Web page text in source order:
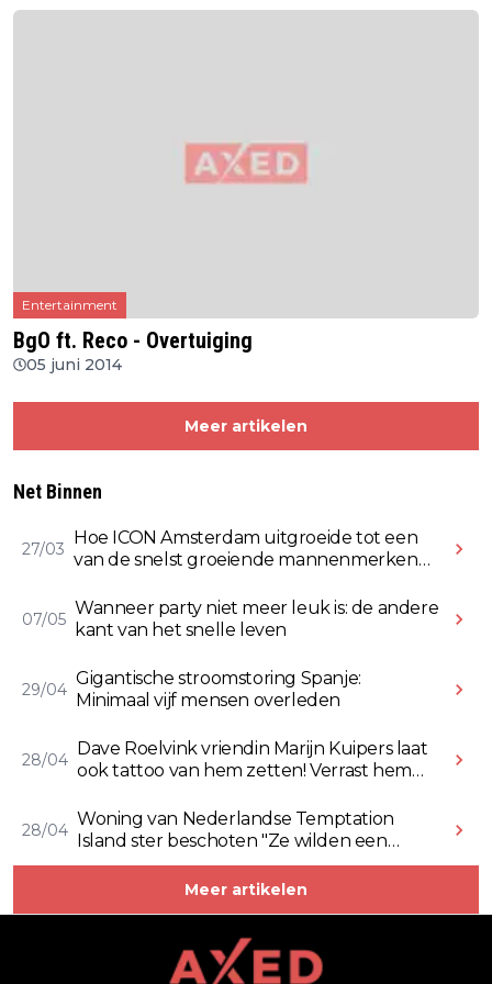
Entertainment
BgO ft. Reco - Overtuiging
05 juni 2014
Meer artikelen
Net Binnen
27/03
Hoe ICON Amsterdam uitgroeide tot een
van de snelst groeiende mannenmerken
07/05
Wanneer party niet meer leuk is: de andere
kant van het snelle leven
29/04
Gigantische stroomstoring Spanje:
Minimaal vijf mensen overleden
28/04
Dave Roelvink vriendin Marijn Kuipers laat
ook tattoo van hem zetten! Verrast hem
28/04
Woning van Nederlandse Temptation
Island ster beschoten "Ze wilden een
Rolex stelen" (Video)
Meer artikelen